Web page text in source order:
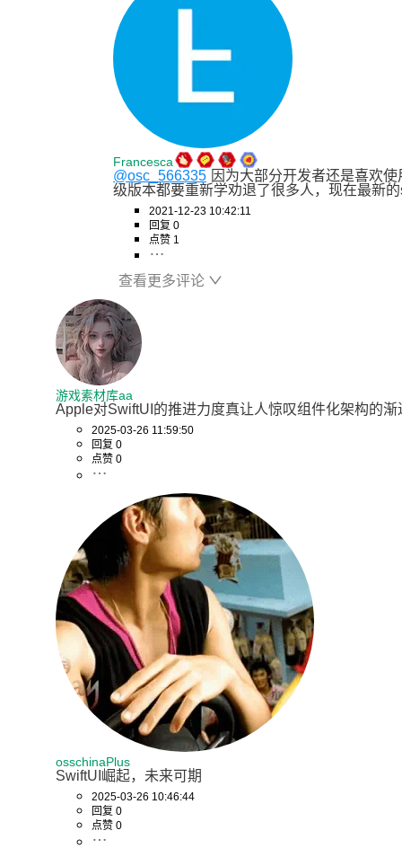
Francesca
@osc_566335 因为大部分开发者还是喜欢
级版本都要重新学劝退了很多人，现在最新
2021-12-23 10:42:11
回复 0
点赞 1
查看更多评论
游戏素材库aa
Apple对SwiftUI的推进力度真让人惊叹组件化架构的
2025-03-26 11:59:50
回复 0
点赞 0
osschinaPlus
SwiftUI崛起，未来可期
2025-03-26 10:46:44
回复 0
点赞 0